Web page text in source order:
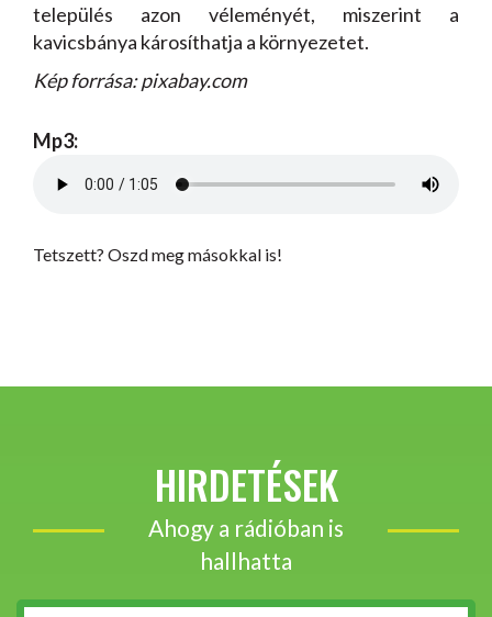
település azon véleményét, miszerint a
kavicsbánya károsíthatja a környezetet.
Kép forrása: pixabay.com
Mp3:
Tetszett? Oszd meg másokkal is!
HIRDETÉSEK
Ahogy a rádióban is
hallhatta